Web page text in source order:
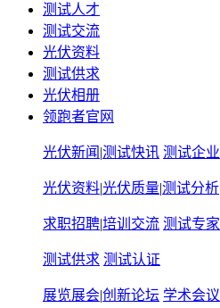
测试人才
测试交流
光伏资料
测试供求
光伏相册
领跑者官网
光伏新闻 |测试快讯 测试企业
光伏资料|光伏质量|测试分析
求职招聘|培训交流 测试专家
测试供求 测试认证
展览展会|创新论坛 学术会议